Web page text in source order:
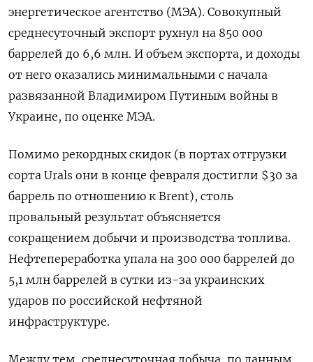
энергетическое агентство (МЭА). Совокупный
среднесуточный экспорт рухнул на 850 000
баррелей до 6,6 млн. И объем экспорта, и доходы
от него оказались минимальными с начала
развязанной Владимиром Путиным войны в
Украине, по оценке МЭА.
Помимо рекордных скидок (в портах отгрузки
сорта Urals они в конце февраля достигли $30 за
баррель по отношению к Brent), столь
провальный результат объясняется
сокращением добычи и производства топлива.
Нефтепереработка упала на 300 000 баррелей до
5,1 млн баррелей в сутки из-за украинских
ударов по российской нефтяной
инфраструктуре.
Между тем, среднесуточная добыча, по данным